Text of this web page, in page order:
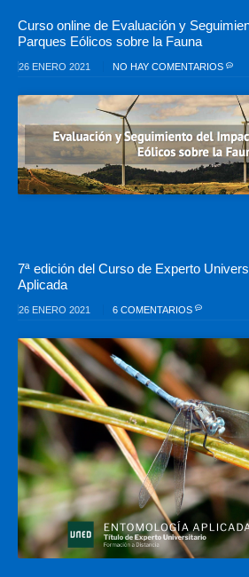
Curso online de Evaluación y
Parques Eólicos sobre la Fauna
26 ENERO 2021 NO HAY COMENTARIOS
7ª edición del Curso de Experto
Aplicada
26 ENERO 2021 6 COMENTARIOS